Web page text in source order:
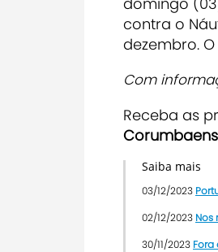
contra o
dezembro.
Com
Receba as
Saiba mais
03/12/2023
02/12/2023 Nos
30/11/2023